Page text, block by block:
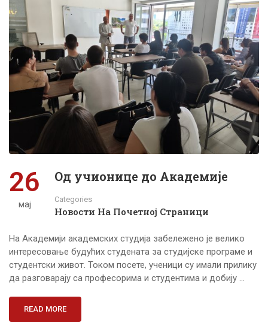
26
мај
Од учионице до Академије
Categories
Новости На Почетној Страници
На Академији академских студија забележено је велико
интересовање будућих студената за студијске програме и
студентски живот. Током посете, ученици су имали прилику
да разговарају са професорима и студентима и добију …
READ MORE